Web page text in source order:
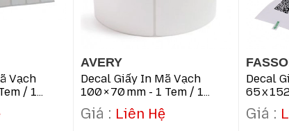
phổ biến: Zebra, Xprinter, Gprinter, Bixolon…
hãng Zebra.
ZD420…).
50x30mm…
Vạch
/ 1
AVERY
Decal Giấy In Mã Vạch
100 × 70 Mm - 1 Tem / 1
Hàng
Liên Hệ
Decal
65 X
Hàng